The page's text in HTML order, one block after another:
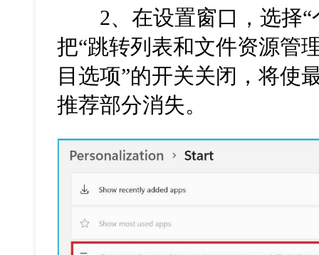
2、在设置窗口，选择“
把“跳转列表和文件资源管
目选项”的开关关闭，将使
推荐部分消失。